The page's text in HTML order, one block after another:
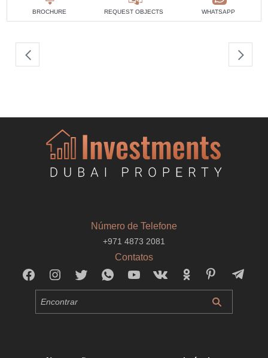
BROCHURE REQUEST OBJECTS WHATSAPP
Número de Telefone
+971 4873 2081
Contatos